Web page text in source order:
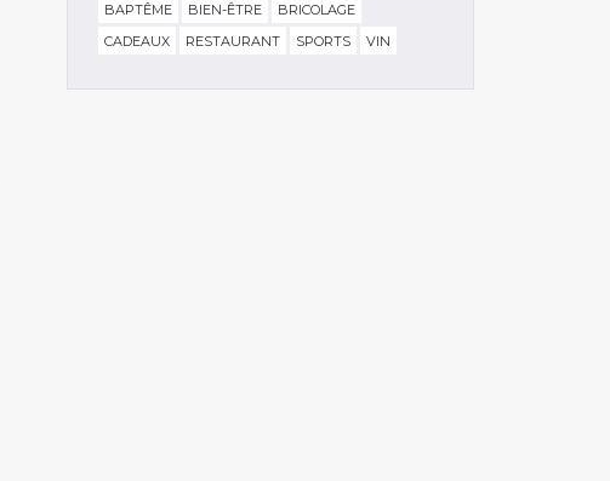
BAPTÊME
BIEN-ÊTRE
BRICOLAGE
CADEAUX
RESTAURANT SPORTS VIN